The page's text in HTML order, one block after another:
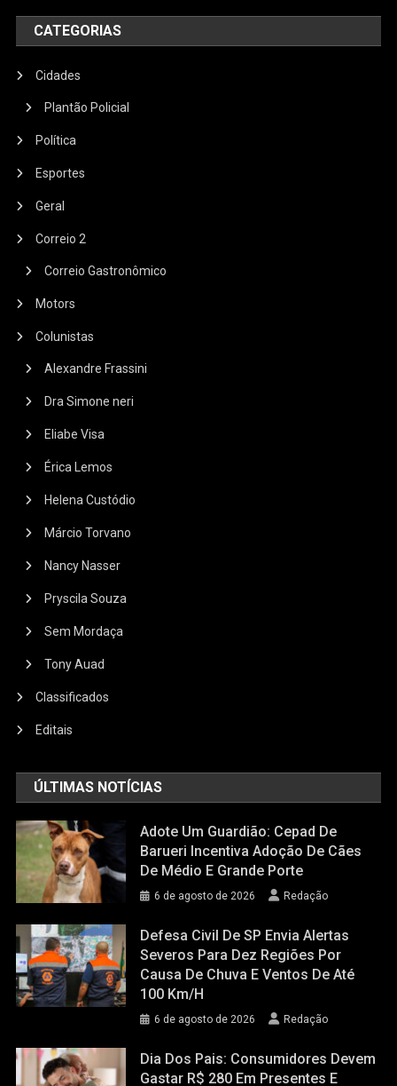
CATEGORIAS
Cidades
Plantão Policial
Política
Esportes
Geral
Correio 2
Correio Gastronômico
Motors
Colunistas
Alexandre Frassini
Dra Simone neri
Eliabe Visa
Érica Lemos
Helena Custódio
Márcio Torvano
Nancy Nasser
Pryscila Souza
Sem Mordaça
Tony Auad
Classificados
Editais
ÚLTIMAS NOTÍCIAS
Adote Um Guardião: Cepad De
Barueri Incentiva Adoção De Cães
De Médio E Grande Porte
6 de agosto de 2026 Redação
Defesa Civil De SP Envia Alertas
Severos Para Dez Regiões Por
Causa De Chuva E Ventos De Até
100 Km/h
6 de agosto de 2026 Redação
Dia Dos Pais: Consumidores Devem
Gastar R$ 280 Em Presentes E